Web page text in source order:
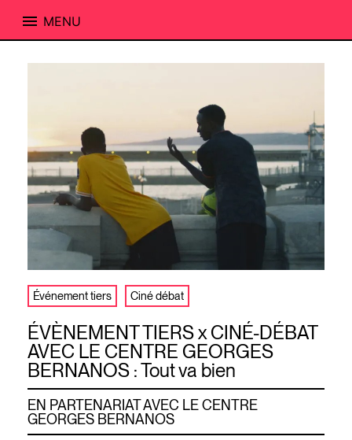
MENU
ÉVÈNEMENT TIERS x CINÉ-DÉBAT
AVEC LE CENTRE GEORGES
BERNANOS : Tout va bien
EN PARTENARIAT AVEC LE CENTRE
GEORGES BERNANOS
Événement tiers Ciné débat